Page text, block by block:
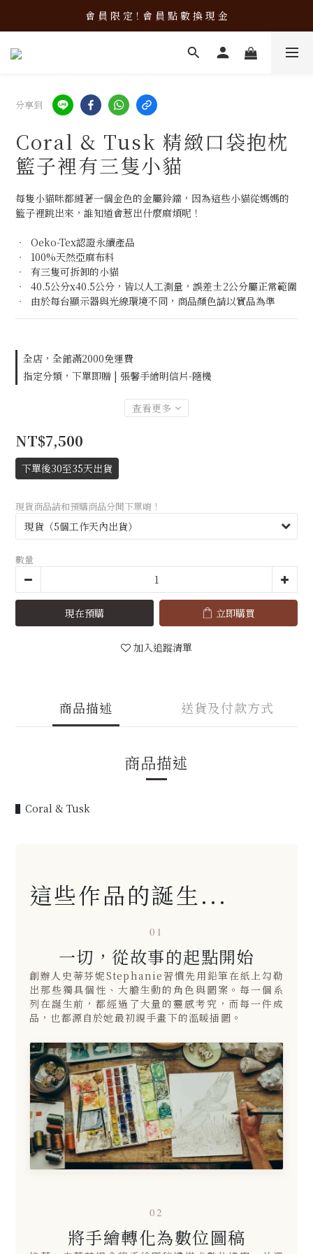
新 品 上 架！超 質 感 韓 系 餐 具 組 合 優 惠 中 ❤️
會 員 限 定！會 員 點 數 換 現 金
分享到
Coral & Tusk 精緻口袋抱枕
籃子裡有三隻小貓
每隻小貓咪都縫著一個金色的金屬鈴鐺，因為這些小貓從媽媽的
籃子裡跳出來，誰知道會惹出什麼麻煩呢！
‧  Oeko-Tex認證永續產品
‧  100%天然亞麻布料
‧  有三隻可拆卸的小貓
‧  40.5公分x40.5公分，皆以人工測量，誤差±2公分屬正常範圍
‧  由於每台顯示器與光線環境不同，商品顏色請以實品為準
全店，全館滿2000免運費
指定分類，下單即贈 | 張馨手繪明信片-隨機
查看更多
NT$7,500
下單後30至35天出貨
現貨商品請和預購商品分開下單唷！
數量
現在預購 立即購買
加入追蹤清單
商品描述 送貨及付款方式
商品描述
▌Coral & Tusk
這些作品的誕生...
01
一切，從故事的起點開始
創辦人史蒂芬妮Stephanie習慣先用鉛筆在紙上勾勒
出那些獨具個性、大膽生動的角色與圖案。每一個系
列在誕生前，都經過了大量的靈感考究，而每一件成
品，也都源自於她最初親手畫下的溫暖插圖。
02
將手繪轉化為數位圖稿